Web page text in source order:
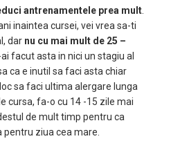
antrenamentele prea mult
inaintea cursei, vei vrea sa-ti
dar nu cu mai mult de 25 –
ai facut asta in nici un stagiu al
ca e inutil sa faci asta chiar
sa faci ultima alergare lunga
cursa, fa-o cu 14 -15 zile mai
de mult timp pentru ca
ziua cea mare.